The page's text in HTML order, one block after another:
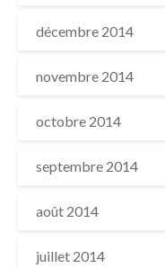
décembre 2014
novembre 2014
octobre 2014
septembre 2014
août 2014
juillet 2014